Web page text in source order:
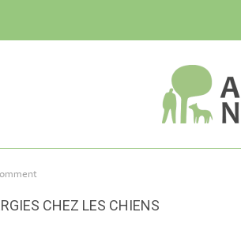
CHEZ LES CHIENS